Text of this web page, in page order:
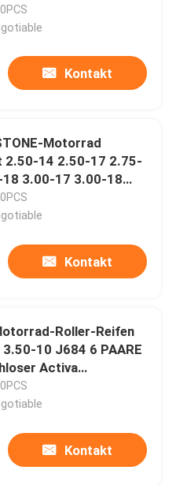
Reifen
Kontakt
Motorrad
2.50-14 2.50-17 2.75-
3.00-17 3.00-18
16 J809
6 PAARE TT/TL
Kontakt
Roller-Reifen
10 J684 6 PAARE
Activa
TT/TL M/C
Kontakt